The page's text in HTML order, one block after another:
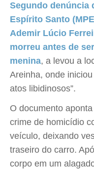
Segundo denúncia
Espírito Santo
Ademir Lúcio
morreu antes de
menina, a levou a
Areinha, onde
atos libidinosos”.
O documento
crime de homicídio
veículo, deixando
traseiro do carro.
corpo em um